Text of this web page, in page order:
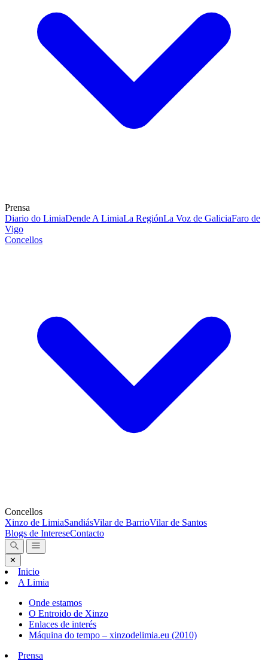
Prensa
Diario do LimiaDende A LimiaLa RegiónLa Voz de GaliciaFaro de
Vigo
Concellos
Concellos
Xinzo de LimiaSandiásVilar de BarrioVilar de Santos
Blogs de IntereseContacto
✕
Inicio
A Limia
Onde estamos
O Entroido de Xinzo
Enlaces de interés
Máquina do tempo – xinzodelimia.eu (2010)
Prensa